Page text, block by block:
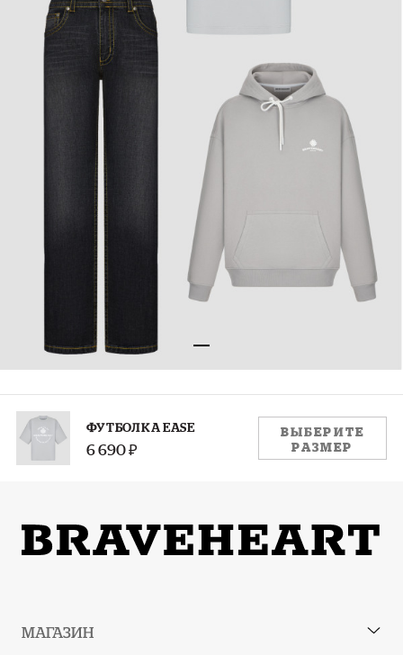
РАЗМЕР:
Руководство по размерам
ФУТБОЛКА EASE
6 690 ₽
ВЫБЕРИТЕ
РАЗМЕР
МАГАЗИН